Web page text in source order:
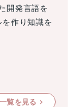
開発言語を
作り知識を
覧を見る